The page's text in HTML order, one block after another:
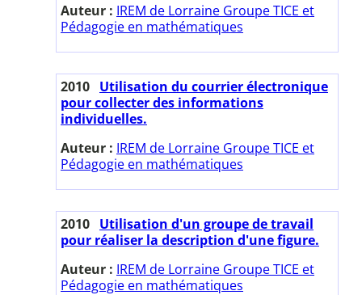
Auteur : IREM de Lorraine Groupe TICE et
Pédagogie en mathématiques
2010 Utilisation du courrier électronique
pour collecter des informations
individuelles.
Auteur : IREM de Lorraine Groupe TICE et
Pédagogie en mathématiques
2010 Utilisation d'un groupe de travail
pour réaliser la description d'une figure.
Auteur : IREM de Lorraine Groupe TICE et
Pédagogie en mathématiques